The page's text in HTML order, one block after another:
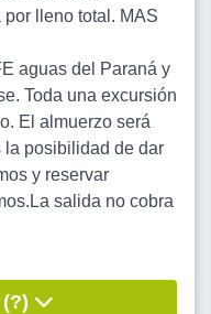
lleno total. MAS
aguas del Paraná y
Toda una excursión
El almuerzo será
la posibilidad de dar
y reservar
salida no cobra